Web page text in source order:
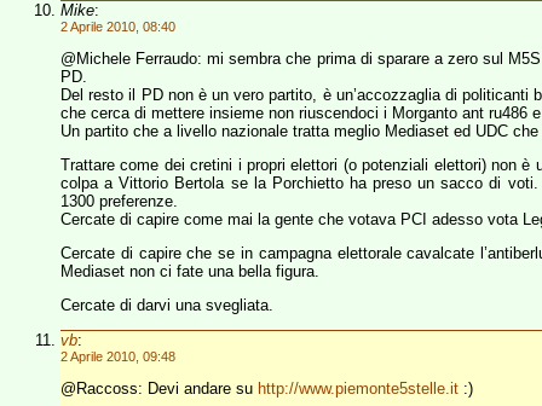
Mike:
2 Aprile 2010, 08:40
@Michele Ferraudo: mi sembra che prima di sparare a zero sul
PD.
Del resto il PD non è un vero partito, è un’accozzaglia di
che cerca di mettere insieme non riuscendoci i Morganto ant ru486
Un partito che a livello nazionale tratta meglio Mediaset ed UDC
Trattare come dei cretini i propri elettori (o potenziali elettori) non
colpa a Vittorio Bertola se la Porchietto ha preso un sacco di
1300 preferenze.
Cercate di capire come mai la gente che votava PCI adesso vota
Cercate di capire che se in campagna elettorale cavalcate
Mediaset non ci fate una bella figura.
Cercate di darvi una svegliata.
vb:
2 Aprile 2010, 09:48
@Raccoss: Devi andare su http://www.piemonte5stelle.it :)